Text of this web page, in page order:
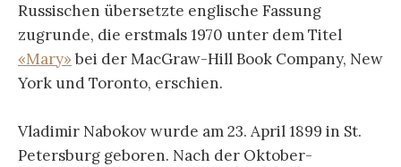
Russischen übersetzte englische Fassung
zugrunde, die erstmals 1970 unter dem Titel
«Mary»bei der MacGraw-Hill Book Company, New
York und Toronto, erschien.
Vladimir Nabokov wurde am 23. April 1899 in St.
Petersburg geboren. Nach der Oktober-